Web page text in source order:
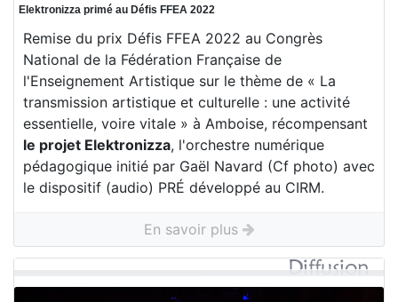
Elektronizza primé au Défis FFEA 2022
Remise du prix Défis FFEA 2022 au Congrès
National de la Fédération Française de
l'Enseignement Artistique sur le thème de « La
transmission artistique et culturelle : une activité
essentielle, voire vitale » à Amboise, récompensant
le projet Elektronizza, l'orchestre numérique
pédagogique initié par Gaël Navard (Cf photo) avec
le dispositif (audio) PRÉ développé au CIRM.
En savoir plus